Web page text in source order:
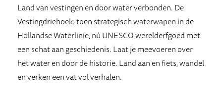
Land van vestingen en door water verbonden. De
Vestingdriehoek: toen strategisch waterwapen in de
Hollandse Waterlinie, nú UNESCO werelderfgoed met
een schat aan geschiedenis. Laat je meevoeren over
het water en door de historie. Land aan en fiets, wandel
en verken een vat vol verhalen.